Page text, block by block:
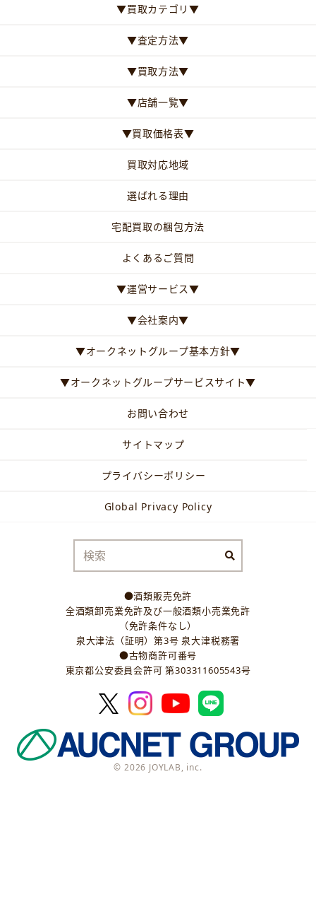
▼買取カテゴリ▼
▼査定方法▼
▼買取方法▼
▼店舗一覧▼
▼買取価格表▼
買取対応地域
選ばれる理由
宅配買取の梱包方法
よくあるご質問
▼運営サービス▼
▼会社案内▼
▼オークネットグループ基本方針▼
▼オークネットグループサービスサイト▼
お問い合わせ
サイトマップ
プライバシーポリシー
Global Privacy Policy
●酒類販売免許
全酒類卸売業免許及び一般酒類小売業免許
（免許条件なし）
泉大津法（証明）第3号 泉大津税務署
●古物商許可番号
東京都公安委員会許可 第303311605543号
© 2026 JOYLAB, inc.